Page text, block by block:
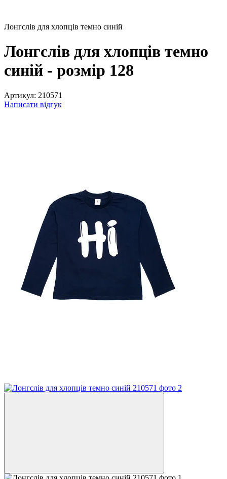
Лонгслів для хлопців темно синій
Лонгслів для хлопців темно
синій - розмір 128
Артикул: 210571
Написати відгук